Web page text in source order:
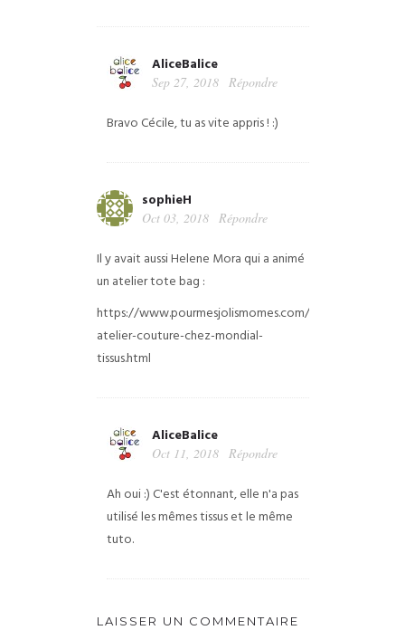
AliceBalice
Sep 27, 2018 Répondre
Bravo Cécile, tu as vite appris ! :)
sophieH
Oct 03, 2018 Répondre
Il y avait aussi Helene Mora qui a animé
un atelier tote bag :
https://www.pourmesjolismomes.com/2018/09/mon-
atelier-couture-chez-mondial-
tissus.html
AliceBalice
Oct 11, 2018 Répondre
Ah oui :) C'est étonnant, elle n'a pas
utilisé les mêmes tissus et le même
tuto.
LAISSER UN COMMENTAIRE